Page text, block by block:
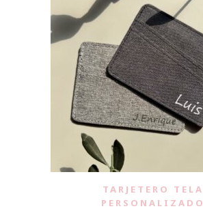
TARJETERO TELA
PERSONALIZADO